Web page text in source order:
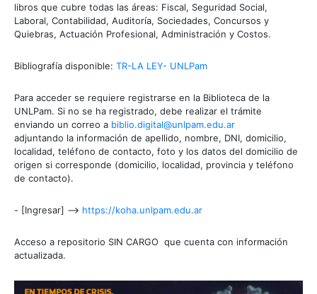
libros que cubre todas las áreas: Fiscal, Seguridad Social,
Laboral, Contabilidad, Auditoría, Sociedades, Concursos y
Quiebras, Actuación Profesional, Administración y Costos.
Bibliografía disponible: TR-LA LEY- UNLPam
Para acceder se requiere registrarse en la Biblioteca de la
UNLPam. Si no se ha registrado, debe realizar el trámite
enviando un correo a biblio.digital@unlpam.edu.ar
adjuntando la información de apellido, nombre, DNI, domicilio,
localidad, teléfono de contacto, foto y los datos del domicilio de
origen si corresponde (domicilio, localidad, provincia y teléfono
de contacto).
- [Ingresar] --> https://koha.unlpam.edu.ar
Acceso a repositorio SIN CARGO que cuenta con información
actualizada.